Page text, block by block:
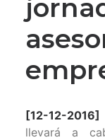
[12-12-2016]
llevará a